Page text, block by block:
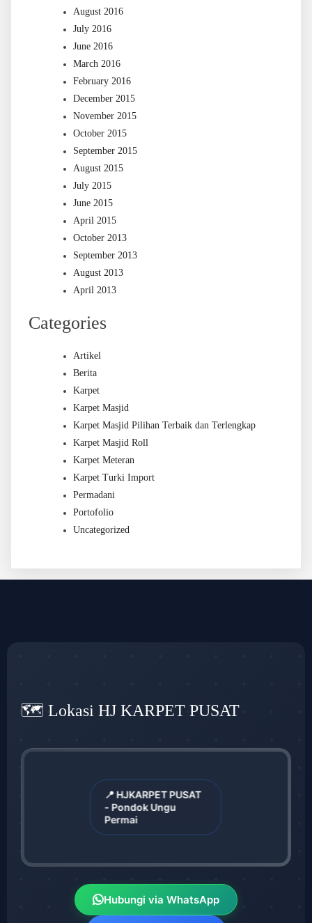
August 2016
July 2016
June 2016
March 2016
February 2016
December 2015
November 2015
October 2015
September 2015
August 2015
July 2015
June 2015
April 2015
October 2013
September 2013
August 2013
April 2013
Categories
Artikel
Berita
Karpet
Karpet Masjid
Karpet Masjid Pilihan Terbaik dan Terlengkap
Karpet Masjid Roll
Karpet Meteran
Karpet Turki Import
Permadani
Portofolio
Uncategorized
🗺️ Lokasi HJ KARPET PUSAT
📍 HJKARPET PUSAT
- Pondok Ungu
Permai
Hubungi via WhatsApp